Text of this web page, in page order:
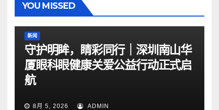
YOU MISSED
新闻
守护明眸，睛彩同行｜深圳南山华
厦眼科眼健康关爱公益行动正式启
航
8月 5, 2026 ADMIN